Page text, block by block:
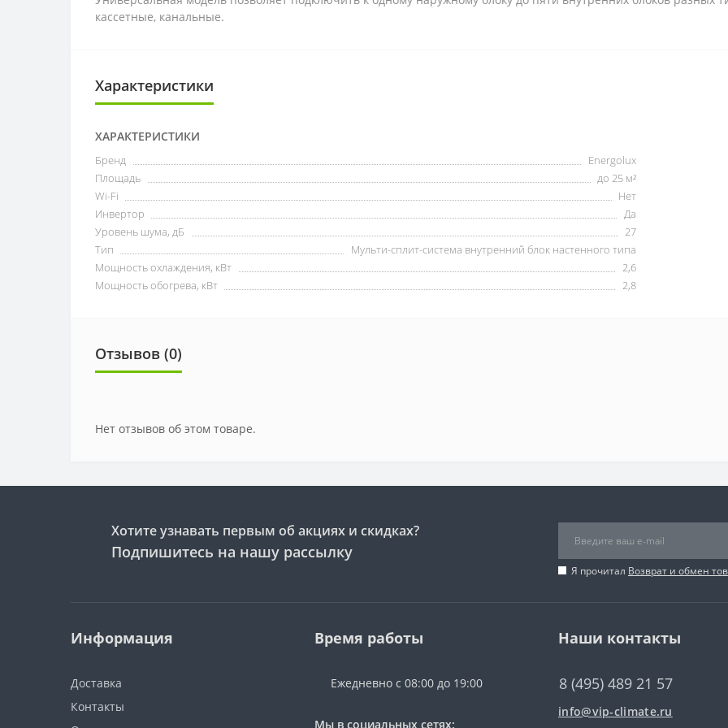
кассетные, канальные.
Характеристики
ХАРАКТЕРИСТИКИ
Бренд
Energolux
Площадь
до 25 м²
Wi-Fi
Нет
Инвертор
Да
Уровень шума, дБ
27
Тип
Мульти-сплит-система внутренний блок настенного типа
Мощность охлаждения, кВт
2,6
Мощность обогрева, кВт
2,8
Отзывов (0)
Нет отзывов об этом товаре.
Хотите узнавать первым об акциях и скидках?
Подпишитесь на нашу рассылку
Я прочитал Возврат и обмен
Информация
Доставка
Контакты
Время работы
Ежедневно с 08:00 до 19:00
Мы в социальных сетях:
Наши контакты
8 (495) 489 21 57
info@vip-climate.ru